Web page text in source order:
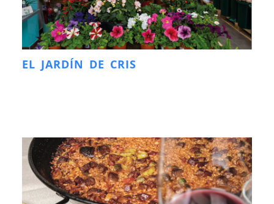
EL JARDÍN DE CRIS